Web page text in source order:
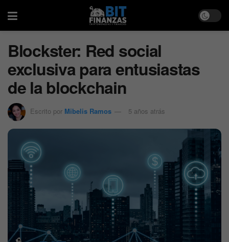
Blockster: Red social
exclusiva para entusiastas
de la blockchain
Escrito por Mibelis Ramos 5 años atrás